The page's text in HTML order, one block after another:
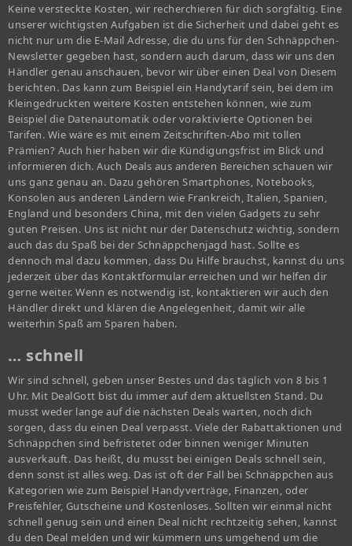
Keine versteckte Kosten, wir recherchieren für dich sorgfältig. Eine
unserer wichtigsten Aufgaben ist die Sicherheit und dabei geht es
nicht nur um die E-Mail Adresse, die du uns für den Schnäppchen-
Newsletter gegeben hast, sondern auch darum, dass wir uns den
Händler genau anschauen, bevor wir über einen Deal von Diesem
berichten. Das kann zum Beispiel ein Handytarif sein, bei dem im
Kleingedruckten weitere Kosten entstehen können, wie zum
Beispiel die Datenautomatik oder voraktivierte Optionen bei
Tarifen. Wie wäre es mit einem Zeitschriften-Abo mit tollen
Prämien? Auch hier haben wir die Kündigungsfrist im Blick und
informieren dich. Auch Deals aus anderen Bereichen schauen wir
uns ganz genau an. Dazu gehören Smartphones, Notebooks,
Konsolen aus anderen Ländern wie Frankreich, Italien, Spanien,
England und besonders China, mit den vielen Gadgets zu sehr
guten Preisen. Uns ist nicht nur der Datenschutz wichtig, sondern
auch das du Spaß bei der Schnäppchenjagd hast. Sollte es
dennoch mal dazu kommen, dass Du Hilfe brauchst, kannst du uns
jederzeit über das Kontaktformular erreichen und wir helfen dir
gerne weiter. Wenn es notwendig ist, kontaktieren wir auch den
Händler direkt und klären die Angelegenheit, damit wir alle
weiterhin Spaß am Sparen haben.
… schnell
Wir sind schnell, geben unser Bestes und das täglich von 8 bis 1
Uhr. Mit DealGott bist du immer auf dem aktuellsten Stand. Du
musst weder lange auf die nächsten Deals warten, noch dich
sorgen, dass du einen Deal verpasst. Viele der Rabattaktionen und
Schnäppchen sind befristetet oder binnen weniger Minuten
ausverkauft. Das heißt, du musst bei einigen Deals schnell sein,
denn sonst ist alles weg. Das ist oft der Fall bei Schnäppchen aus
Kategorien wie zum Beispiel Handyverträge, Finanzen, oder
Preisfehler, Gutscheine und Kostenloses. Sollten wir einmal nicht
schnell genug sein und einen Deal nicht rechtzeitig sehen, kannst
du den Deal melden und wir kümmern uns umgehend um die